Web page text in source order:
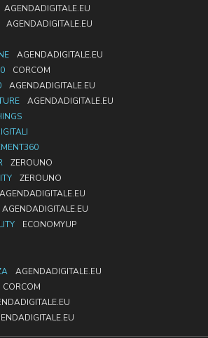
AGENDADIGITALE.EU
AGENDADIGITALE.EU
AGENDADIGITALE.EU
CORCOM
AGENDADIGITALE.EU
AGENDADIGITALE.EU
ZEROUNO
ZEROUNO
AGENDADIGITALE.EU
AGENDADIGITALE.EU
ECONOMYUP
AGENDADIGITALE.EU
CORCOM